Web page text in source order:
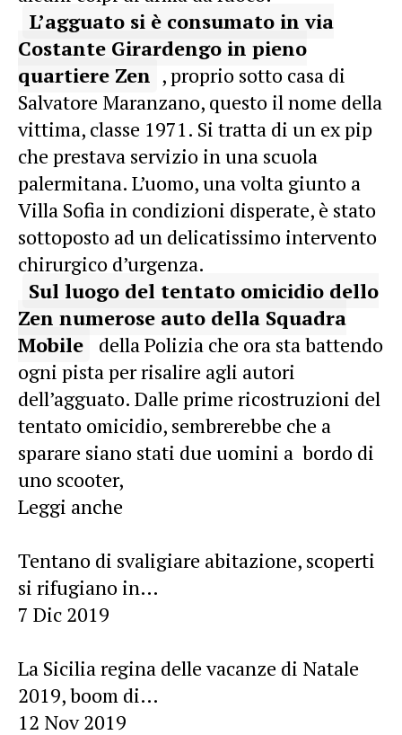
L’agguato si è consumato in via
Costante Girardengo in pieno
quartiere Zen , proprio sotto casa di
Salvatore Maranzano, questo il nome della
vittima, classe 1971. Si tratta di un ex pip
che prestava servizio in una scuola
palermitana. L’uomo, una volta giunto a
Villa Sofia in condizioni disperate, è stato
sottoposto ad un delicatissimo intervento
chirurgico d’urgenza.
Sul luogo del tentato omicidio dello
Zen numerose auto della Squadra
Mobile
della Polizia che ora sta battendo
ogni pista per risalire agli autori
dell’agguato. Dalle prime ricostruzioni del
tentato omicidio, sembrerebbe che a
sparare siano stati due uomini a bordo di
uno scooter,
Leggi anche
Tentano di svaligiare abitazione, scoperti
si rifugiano in…
7 Dic 2019
La Sicilia regina delle vacanze di Natale
2019, boom di…
12 Nov 2019